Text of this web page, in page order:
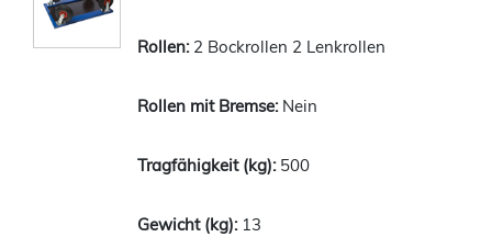
2 Bockrollen 2 Lenkrollen
Nein
500
13